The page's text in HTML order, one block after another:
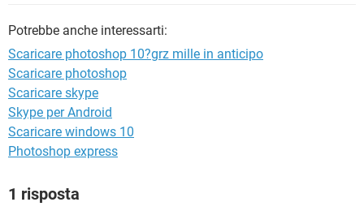
Potrebbe anche interessarti:
Scaricare photoshop 10?grz mille in anticipo
Scaricare photoshop
Scaricare skype
Skype per Android
Scaricare windows 10
Photoshop express
1 risposta